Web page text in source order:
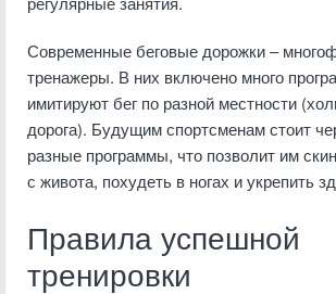
Современные беговые дорожки –
тренажеры. В них включено много
имитируют бег по разной местности
дорога). Будущим спортсменам стоит
разные программы, что позволит им
с живота, похудеть в ногах и укрепить
Правила успешной
тренировки